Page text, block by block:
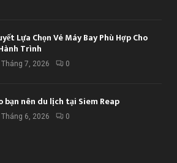
Lựa Chọn Vé Máy Bay Phù Hợp Cho
Trình
Tháng 7, 2026 0
bạn nên du lịch tại Siem Reap
Tháng 6, 2026 0